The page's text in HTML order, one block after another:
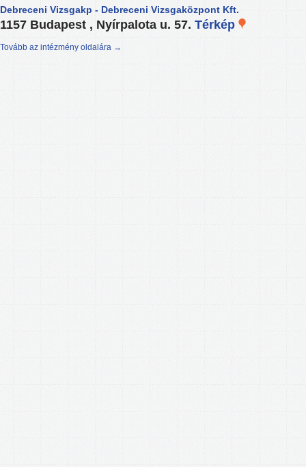
Debreceni Vizsgakp - Debreceni Vizsgaközpont Kft.
1157 Budapest , Nyírpalota u. 57. Térkép
Tovább az intézmény oldalára →